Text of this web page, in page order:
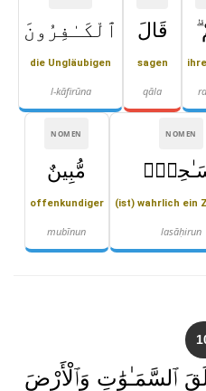
قَالَ
sagen
qāla
ٱلْكَـٰفِرُونَ
die Ungläubigen
l-kāfirūna
NOMEN
(ist) wahrlich ein
lasāḥirun
NOMEN
مُّبِينٌ
offenkundiger
mubīnun
ٱلسَّمَـٰوَٰتِ وَٱلْأَرْضَ